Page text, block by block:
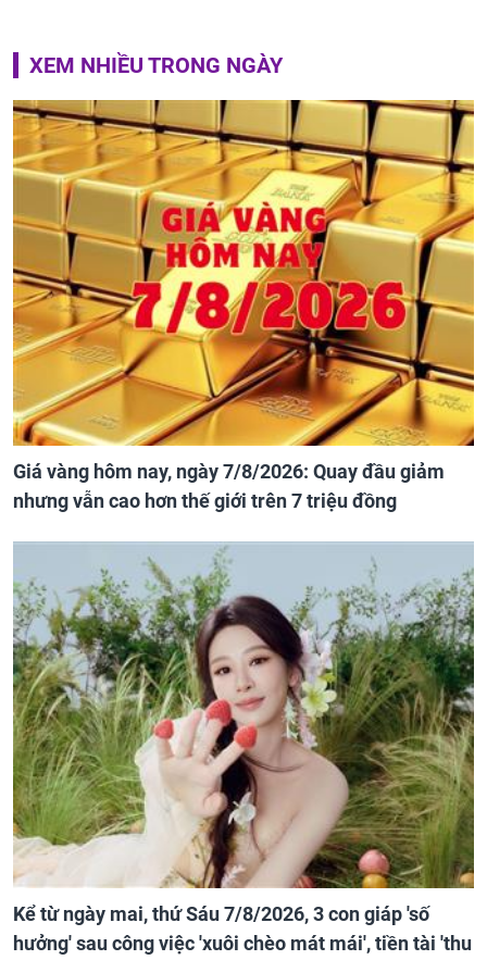
XEM NHIỀU TRONG NGÀY
Giá vàng hôm nay, ngày 7/8/2026: Quay đầu giảm
nhưng vẫn cao hơn thế giới trên 7 triệu đồng
Kể từ ngày mai, thứ Sáu 7/8/2026, 3 con giáp 'số
hưởng' sau công việc 'xuôi chèo mát mái', tiền tài 'thu